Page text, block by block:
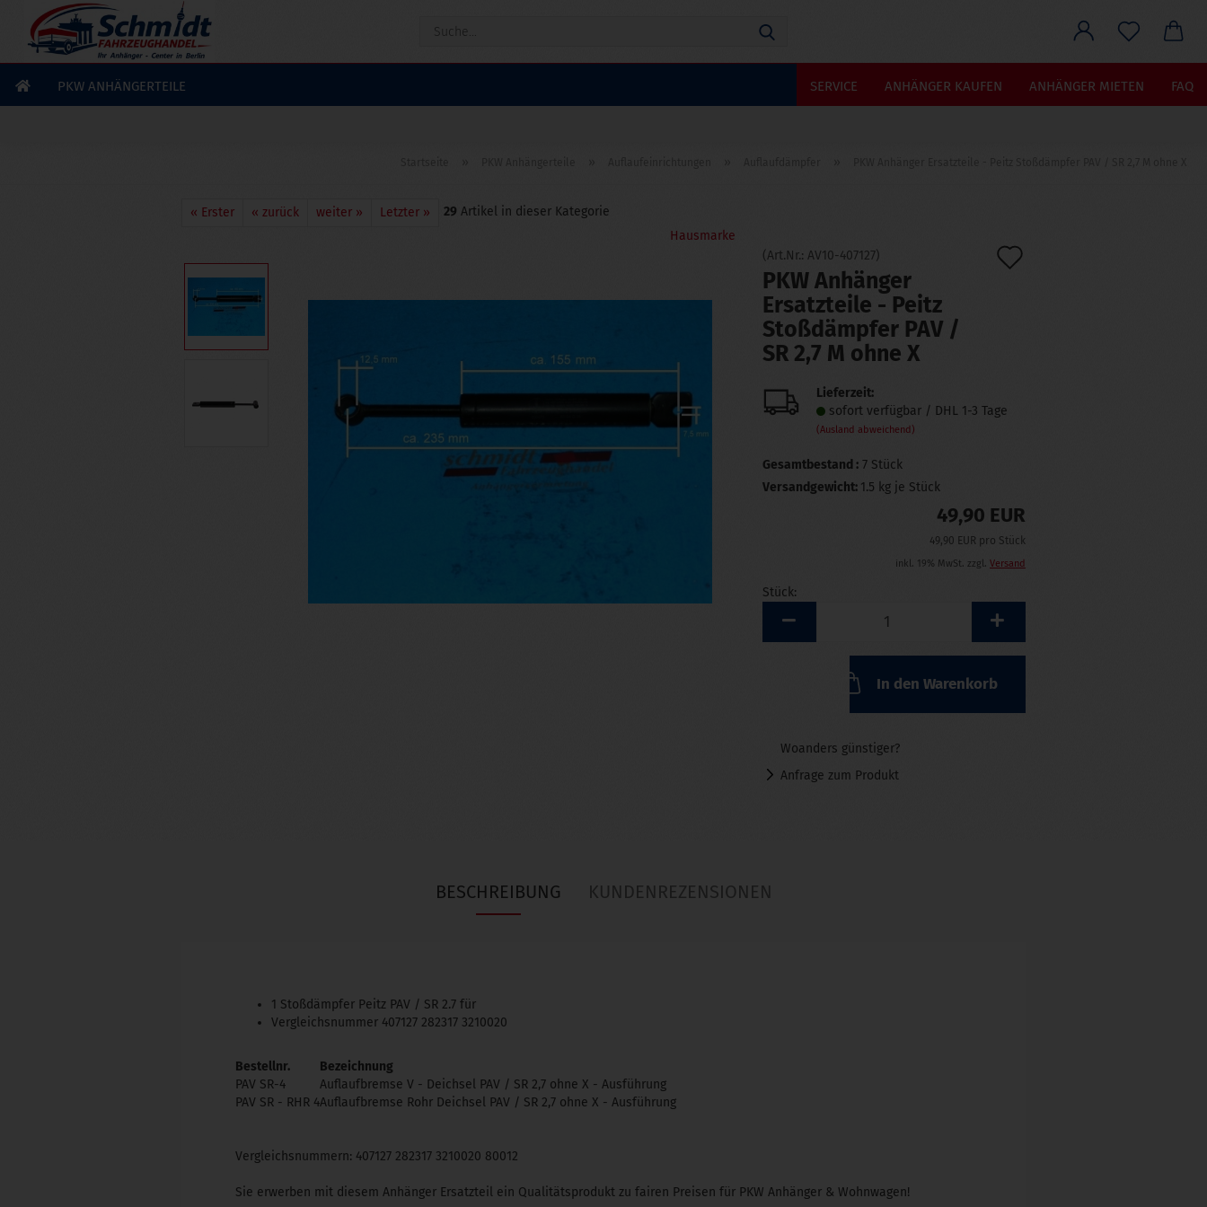
PKW ANHÄNGERTEILE SERVICE ANHÄNGER KAUFEN ANHÄNGER MIETEN FAQ
« Erster « zurück weiter » Letzter » 29 Artikel in dieser Kategorie
Hausmarke
(Art.Nr.: AV10-407127)
PKW Anhänger
Ersatzteile - Peitz
Stoßdämpfer PAV /
SR 2,7 M ohne X
Lieferzeit:
sofort verfügbar / DHL 1-3 Tage
(Ausland abweichend)
Gesamtbestand : 7 Stück
Versandgewicht: 1.5 kg je Stück
49,90 EUR
49,90 EUR pro Stück
inkl. 19% MwSt. zzgl. Versand
Stück:
Stück
In den Warenkorb
Woanders günstiger?
Anfrage zum Produkt
BESCHREIBUNG KUNDENREZENSIONEN
1 Stoßdämpfer Peitz PAV / SR 2.7 für
Vergleichsnummer 407127 282317 3210020
Bestellnr.
Bezeichnung
PAV SR-4
Auflaufbremse V - Deichsel PAV / SR 2,7 ohne X - Ausführung
PAV SR - RHR 4Auflaufbremse Rohr Deichsel PAV / SR 2,7 ohne X - Ausführung
Vergleichsnummern: 407127 282317 3210020 80012
Sie erwerben mit diesem Anhänger Ersatzteil ein Qualitätsprodukt zu fairen Preisen für PKW Anhänger & Wohnwagen!
GERADE GEKAUFT
J. R.aus Großhabersdorfhat
Peitz PAV/SR 2.0 Ausf. X, 335 mm